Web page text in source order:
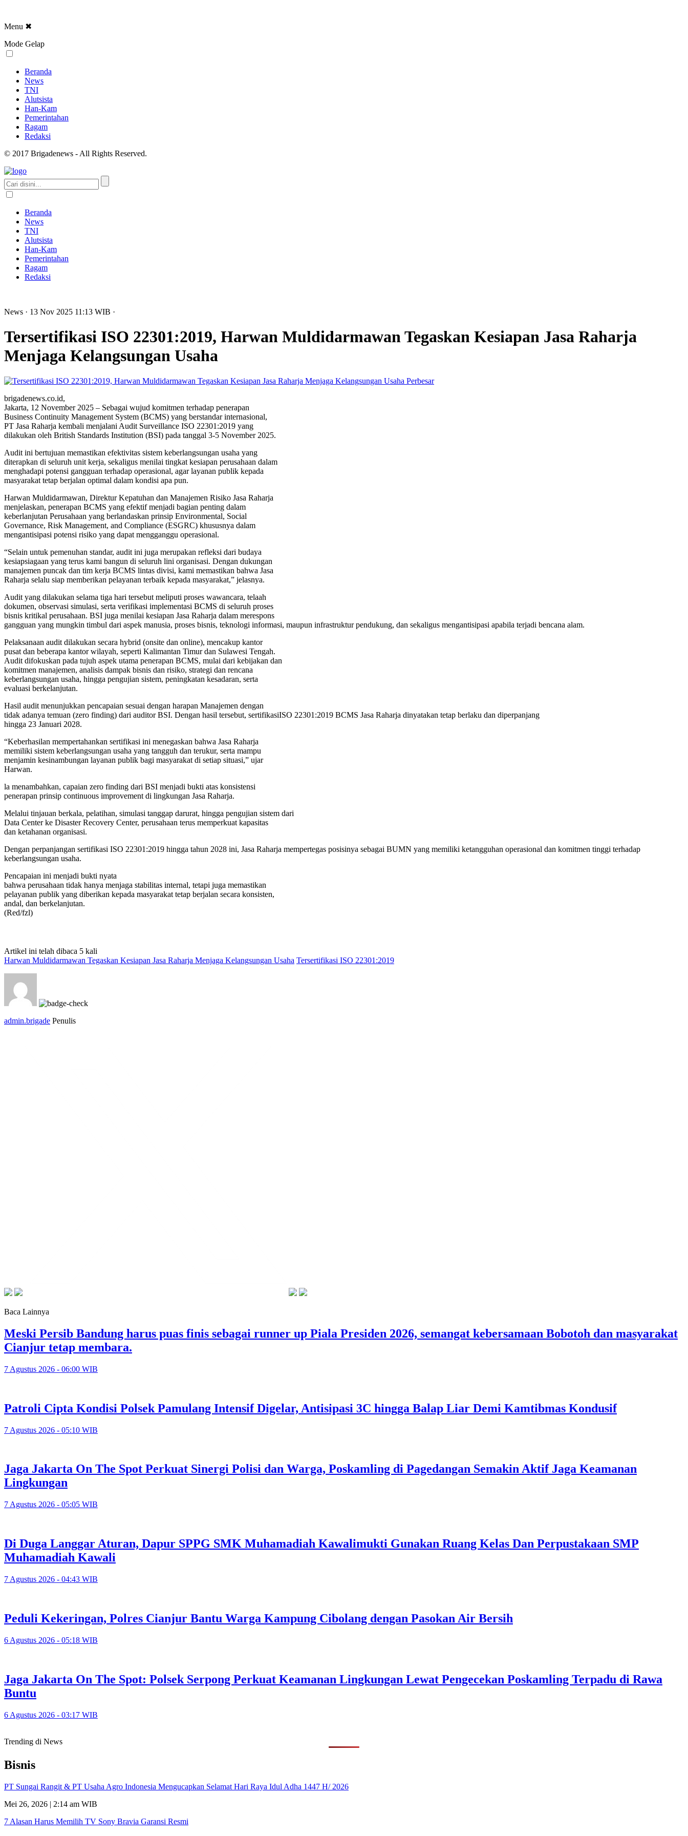
Menu ✖
Mode Gelap
Beranda
News
TNI
Alutsista
Han-Kam
Pemerintahan
Ragam
Redaksi
© 2017 Brigadenews - All Rights Reserved.
Beranda
News
TNI
Alutsista
Han-Kam
Pemerintahan
Ragam
Redaksi
News · 13 Nov 2025 11:13 WIB ·
Tersertifikasi ISO 22301:2019, Harwan Muldidarmawan Tegaskan Kesiapan Jasa Raharja
Menjaga Kelangsungan Usaha
Perbesar
brigadenews.co.id,
Jakarta, 12 November 2025 – Sebagai wujud komitmen terhadap penerapan
Business Continuity Management System (BCMS) yang berstandar internasional,
PT Jasa Raharja kembali menjalani Audit Surveillance ISO 22301:2019 yang
dilakukan oleh British Standards Institution (BSI) pada tanggal 3-5 November 2025.
Audit ini bertujuan memastikan efektivitas sistem keberlangsungan usaha yang
diterapkan di seluruh unit kerja, sekaligus menilai tingkat kesiapan perusahaan dalam
menghadapi potensi gangguan terhadap operasional, agar layanan publik kepada
masyarakat tetap berjalan optimal dalam kondisi apa pun.
Harwan Muldidarmawan, Direktur Kepatuhan dan Manajemen Risiko Jasa Raharja
menjelaskan, penerapan BCMS yang efektif menjadi bagian penting dalam
keberlanjutan Perusahaan yang berlandaskan prinsip Environmental, Social
Governance, Risk Management, and Compliance (ESGRC) khususnya dalam
mengantisipasi potensi risiko yang dapat mengganggu operasional.
“Selain untuk pemenuhan standar, audit ini juga merupakan refleksi dari budaya
kesiapsiagaan yang terus kami bangun di seluruh lini organisasi. Dengan dukungan
manajemen puncak dan tim kerja BCMS lintas divisi, kami memastikan bahwa Jasa
Raharja selalu siap memberikan pelayanan terbaik kepada masyarakat,” jelasnya.
Audit yang dilakukan selama tiga hari tersebut meliputi proses wawancara, telaah
dokumen, observasi simulasi, serta verifikasi implementasi BCMS di seluruh proses
bisnis kritikal perusahaan. BSI juga menilai kesiapan Jasa Raharja dalam merespons
gangguan yang mungkin timbul dari aspek manusia, proses bisnis, teknologi informasi, maupun infrastruktur pendukung, dan sekaligus mengantisipasi apabila terjadi bencana alam.
Pelaksanaan audit dilakukan secara hybrid (onsite dan online), mencakup kantor
pusat dan beberapa kantor wilayah, seperti Kalimantan Timur dan Sulawesi Tengah.
Audit difokuskan pada tujuh aspek utama penerapan BCMS, mulai dari kebijakan dan
komitmen manajemen, analisis dampak bisnis dan risiko, strategi dan rencana
keberlangsungan usaha, hingga pengujian sistem, peningkatan kesadaran, serta
evaluasi berkelanjutan.
Hasil audit menunjukkan pencapaian sesuai dengan harapan Manajemen dengan
tidak adanya temuan (zero finding) dari auditor BSI. Dengan hasil tersebut, sertifikasiISO 22301:2019 BCMS Jasa Raharja dinyatakan tetap berlaku dan diperpanjang
hingga 23 Januari 2028.
“Keberhasilan mempertahankan sertifikasi ini menegaskan bahwa Jasa Raharja
memiliki sistem keberlangsungan usaha yang tangguh dan terukur, serta mampu
menjamin kesinambungan layanan publik bagi masyarakat di setiap situasi,” ujar
Harwan.
la menambahkan, capaian zero finding dari BSI menjadi bukti atas konsistensi
penerapan prinsip continuous improvement di lingkungan Jasa Raharja.
Melalui tinjauan berkala, pelatihan, simulasi tanggap darurat, hingga pengujian sistem dari
Data Center ke Disaster Recovery Center, perusahaan terus memperkuat kapasitas
dan ketahanan organisasi.
Dengan perpanjangan sertifikasi ISO 22301:2019 hingga tahun 2028 ini, Jasa Raharja mempertegas posisinya sebagai BUMN yang memiliki ketangguhan operasional dan komitmen tinggi terhadap
keberlangsungan usaha.
Pencapaian ini menjadi bukti nyata
bahwa perusahaan tidak hanya menjaga stabilitas internal, tetapi juga memastikan
pelayanan publik yang diberikan kepada masyarakat tetap berjalan secara konsisten,
andal, dan berkelanjutan.
(Red/fzl)
Artikel ini telah dibaca 5 kali
Harwan Muldidarmawan Tegaskan Kesiapan Jasa Raharja Menjaga Kelangsungan Usaha Tersertifikasi ISO 22301:2019
admin.brigade Penulis
Baca Lainnya
Meski Persib Bandung harus puas finis sebagai runner up Piala Presiden 2026, semangat kebersamaan Bobotoh dan masyarakat
Cianjur tetap membara.
7 Agustus 2026 - 06:00 WIB
Patroli Cipta Kondisi Polsek Pamulang Intensif Digelar, Antisipasi 3C hingga Balap Liar Demi Kamtibmas Kondusif
7 Agustus 2026 - 05:10 WIB
Jaga Jakarta On The Spot Perkuat Sinergi Polisi dan Warga, Poskamling di Pagedangan Semakin Aktif Jaga Keamanan
Lingkungan
7 Agustus 2026 - 05:05 WIB
Di Duga Langgar Aturan, Dapur SPPG SMK Muhamadiah Kawalimukti Gunakan Ruang Kelas Dan Perpustakaan SMP
Muhamadiah Kawali
7 Agustus 2026 - 04:43 WIB
Peduli Kekeringan, Polres Cianjur Bantu Warga Kampung Cibolang dengan Pasokan Air Bersih
6 Agustus 2026 - 05:18 WIB
Jaga Jakarta On The Spot: Polsek Serpong Perkuat Keamanan Lingkungan Lewat Pengecekan Poskamling Terpadu di Rawa
Buntu
6 Agustus 2026 - 03:17 WIB
Trending di News
Bisnis
PT Sungai Rangit & PT Usaha Agro Indonesia Mengucapkan Selamat Hari Raya Idul Adha 1447 H/ 2026
Mei 26, 2026 | 2:14 am WIB
7 Alasan Harus Memilih TV Sony Bravia Garansi Resmi